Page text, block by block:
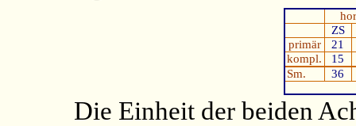
ZS
primär
21
kompl.
15
Sm.
36
Die Einheit der beiden